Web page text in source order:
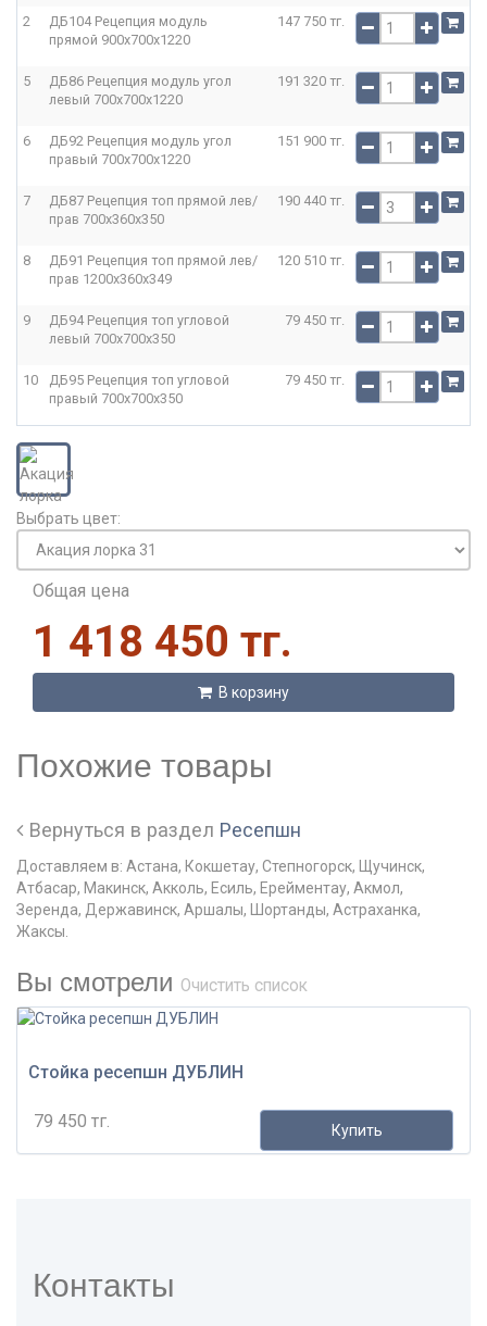
2
ДБ104 Рецепция модуль
прямой 900x700x1220
147 750 тг.
5
ДБ86 Рецепция модуль угол
левый 700x700x1220
191 320 тг.
6
ДБ92 Рецепция модуль угол
правый 700x700x1220
151 900 тг.
7
ДБ87 Рецепция топ прямой лев/
прав 700x360x350
190 440 тг.
8
ДБ91 Рецепция топ прямой лев/
прав 1200x360x349
120 510 тг.
9
ДБ94 Рецепция топ угловой
левый 700x700x350
79 450 тг.
10
ДБ95 Рецепция топ угловой
правый 700x700x350
79 450 тг.
Выбрать цвет:
Общая цена
1 418 450 тг.
В корзину
Похожие товары
Вернуться в раздел Ресепшн
Доставляем в: Астана, Кокшетау, Степногорск, Щучинск,
Атбасар, Макинск, Акколь, Есиль, Ерейментау, Акмол,
Зеренда, Державинск, Аршалы, Шортанды, Астраханка,
Жаксы.
Вы смотрели Очистить список
Стойка ресепшн ДУБЛИН
79 450 тг. Купить
Контакты